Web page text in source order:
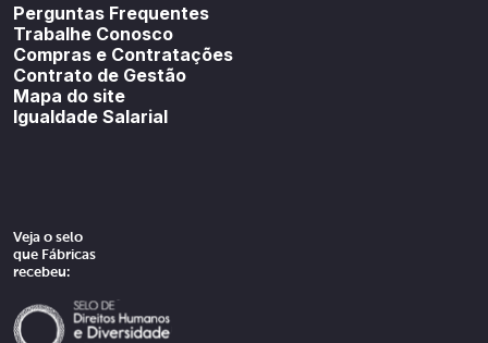
Perguntas Frequentes
Trabalhe Conosco
Compras e Contratações
Contrato de Gestão
Mapa do site
Igualdade Salarial
Veja o selo
que Fábricas
recebeu: